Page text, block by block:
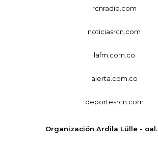
rcnradio.com
noticiasrcn.com
lafm.com.co
alerta.com.co
deportesrcn.com
Organización Ardila Lülle -